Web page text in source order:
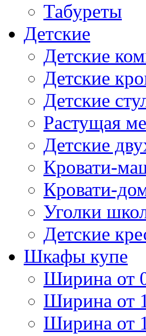
Табуреты
Детские
Детские
Детские
Детские
Растущая
Детские
Кровати-
Кровати-
Уголки
Детские
Шкафы купе
Ширина от
Ширина от
Ширина от